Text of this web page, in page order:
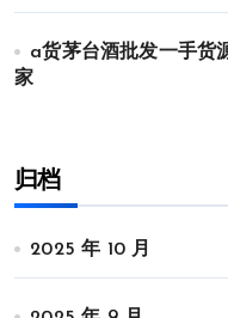
a货茅台酒批发一手货
家
归档
2025 年 10 月